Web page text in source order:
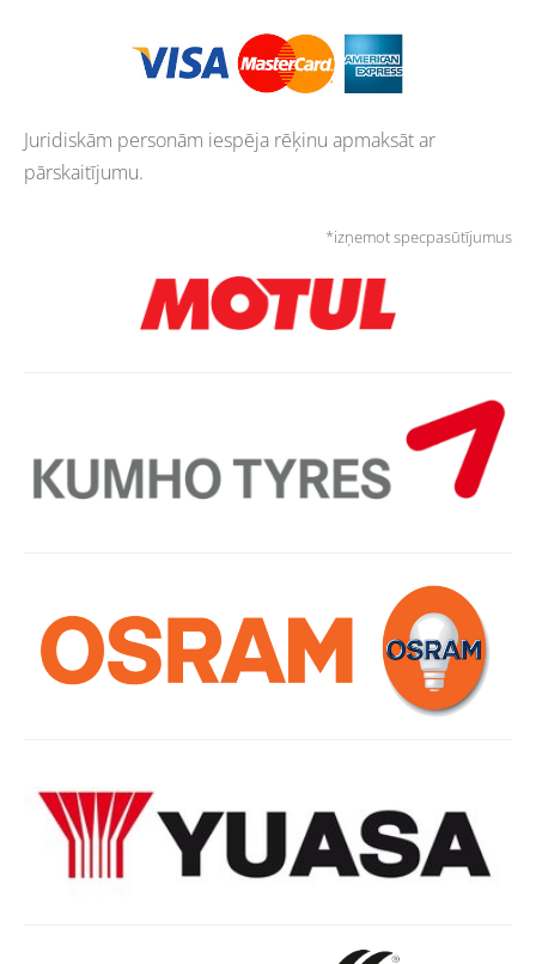
Juridiskām personām iespēja rēķinu apmaksāt ar
pārskaitījumu.
*izņemot specpasūtījumus